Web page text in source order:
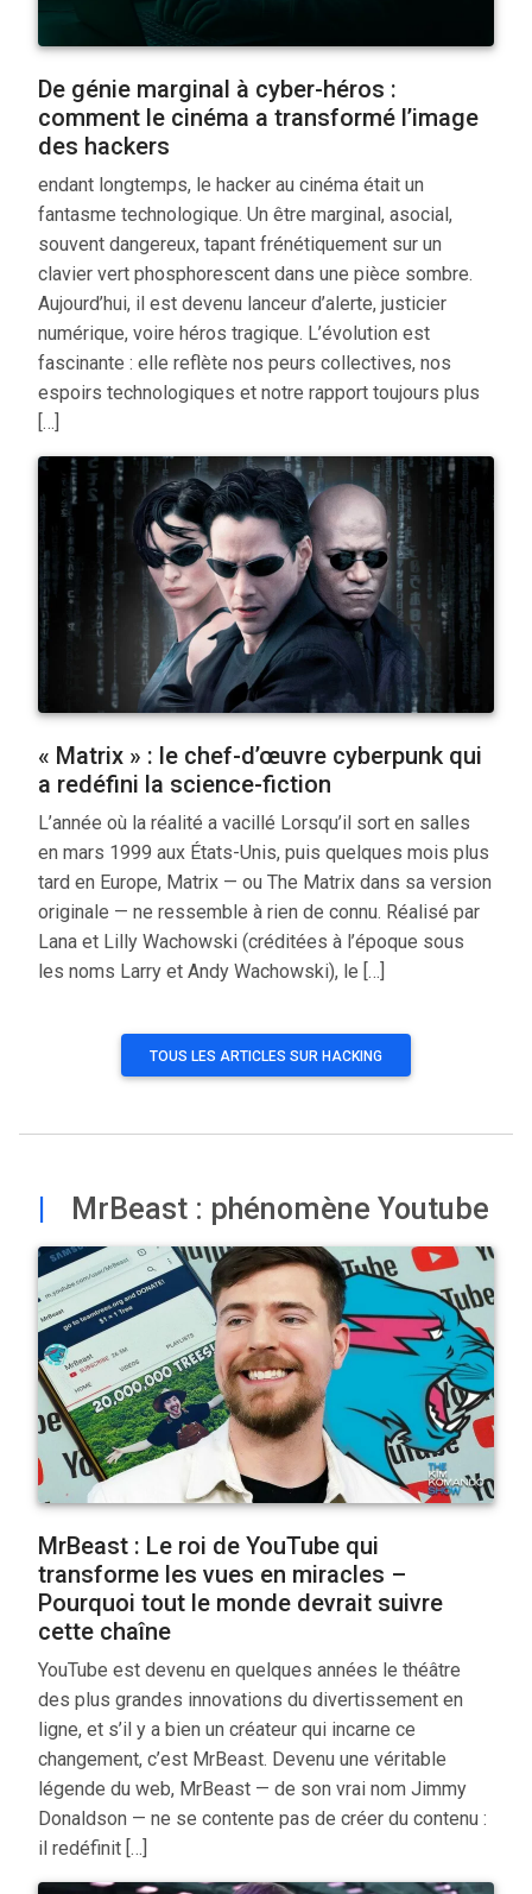
De génie marginal à cyber-héros :
comment le cinéma a transformé l’image
des hackers
endant longtemps, le hacker au cinéma était un
fantasme technologique. Un être marginal, asocial,
souvent dangereux, tapant frénétiquement sur un
clavier vert phosphorescent dans une pièce sombre.
Aujourd’hui, il est devenu lanceur d’alerte, justicier
numérique, voire héros tragique. L’évolution est
fascinante : elle reflète nos peurs collectives, nos
espoirs technologiques et notre rapport toujours plus
[…]
« Matrix » : le chef-d’œuvre cyberpunk qui
a redéfini la science-fiction
L’année où la réalité a vacillé Lorsqu’il sort en salles
en mars 1999 aux États-Unis, puis quelques mois plus
tard en Europe, Matrix — ou The Matrix dans sa version
originale — ne ressemble à rien de connu. Réalisé par
Lana et Lilly Wachowski (créditées à l’époque sous
les noms Larry et Andy Wachowski), le […]
TOUS LES ARTICLES SUR HACKING
MrBeast : phénomène Youtube
MrBeast : Le roi de YouTube qui
transforme les vues en miracles –
Pourquoi tout le monde devrait suivre
cette chaîne
YouTube est devenu en quelques années le théâtre
des plus grandes innovations du divertissement en
ligne, et s’il y a bien un créateur qui incarne ce
changement, c’est MrBeast. Devenu une véritable
légende du web, MrBeast — de son vrai nom Jimmy
Donaldson — ne se contente pas de créer du contenu :
il redéfinit […]